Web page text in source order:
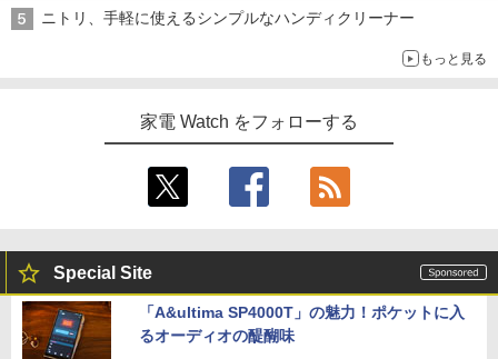
ニトリ、手軽に使えるシンプルなハンディクリーナー
もっと見る
家電 Watch をフォローする
Special Site
「A&ultima SP4000T」の魅力！ポケットに入
るオーディオの醍醐味